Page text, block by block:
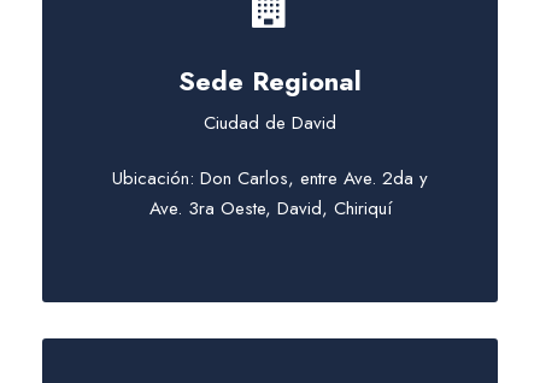
Sede Regional
Ciudad de David
Ubicación: Don Carlos, entre Ave. 2da y
Ave. 3ra Oeste, David, Chiriquí